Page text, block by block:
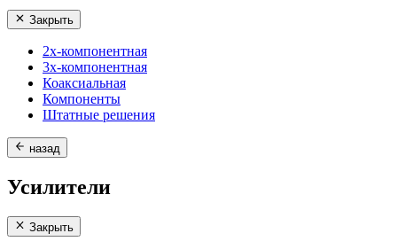
Закрыть
2х-компонентная
3х-компонентная
Коаксиальная
Компоненты
Штатные решения
назад
Усилители
Закрыть